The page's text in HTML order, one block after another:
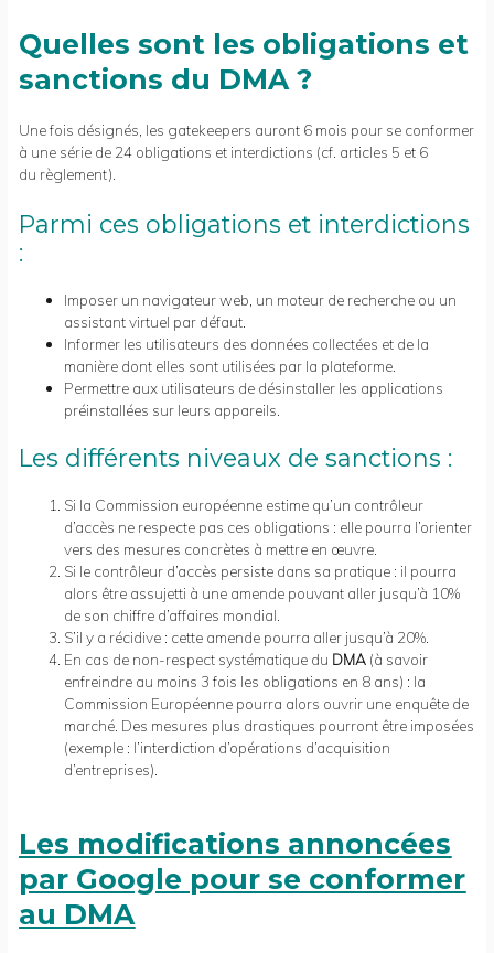
Quelles sont les obligations et
sanctions du DMA ?
Une fois désignés, les gatekeepers auront 6 mois pour se conformer
à une série de 24 obligations et interdictions (cf. articles 5 et 6
du règlement).
Parmi ces obligations et interdictions
:
Imposer un navigateur web, un moteur de recherche ou un
assistant virtuel par défaut.
Informer les utilisateurs des données collectées et de la
manière dont elles sont utilisées par la plateforme.
Permettre aux utilisateurs de désinstaller les applications
préinstallées sur leurs appareils.
Les différents niveaux de sanctions :
Si la Commission européenne estime qu’un contrôleur
d’accès ne respecte pas ces obligations : elle pourra l’orienter
vers des mesures concrètes à mettre en œuvre.
Si le contrôleur d’accès persiste dans sa pratique : il pourra
alors être assujetti à une amende pouvant aller jusqu’à 10%
de son chiffre d’affaires mondial.
S’il y a récidive : cette amende pourra aller jusqu’à 20%.
En cas de non-respect systématique du DMA (à savoir
enfreindre au moins 3 fois les obligations en 8 ans) : la
Commission Européenne pourra alors ouvrir une enquête de
marché. Des mesures plus drastiques pourront être imposées
(exemple : l’interdiction d’opérations d’acquisition
d’entreprises).
Les modifications annoncées
par Google pour se conformer
au DMA